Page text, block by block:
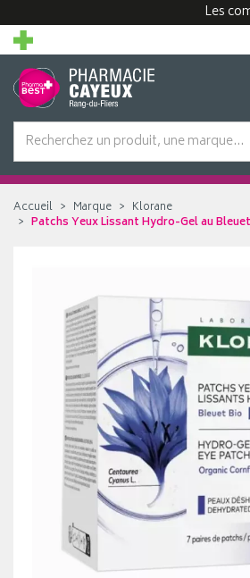
Les
Accueil Marque
Klorane
Patchs Yeux Lissant Hydro-Gel au